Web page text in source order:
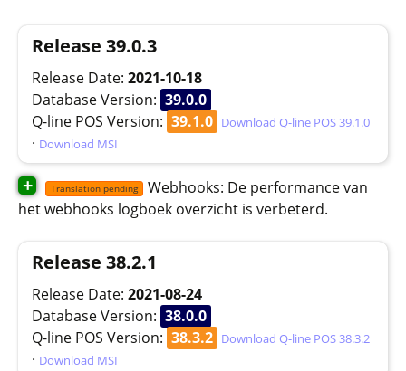
Release 39.0.3
Release Date: 2021-10-18
Database Version: 39.0.0
Q-line POS Version: 39.1.0 Download Q-line POS 39.1.0
· Download MSI
+ Translation pending
Webhooks: De performance van
het webhooks logboek overzicht is verbeterd.
Release 38.2.1
Release Date: 2021-08-24
Database Version: 38.0.0
Q-line POS Version: 38.3.2 Download Q-line POS 38.3.2
· Download MSI